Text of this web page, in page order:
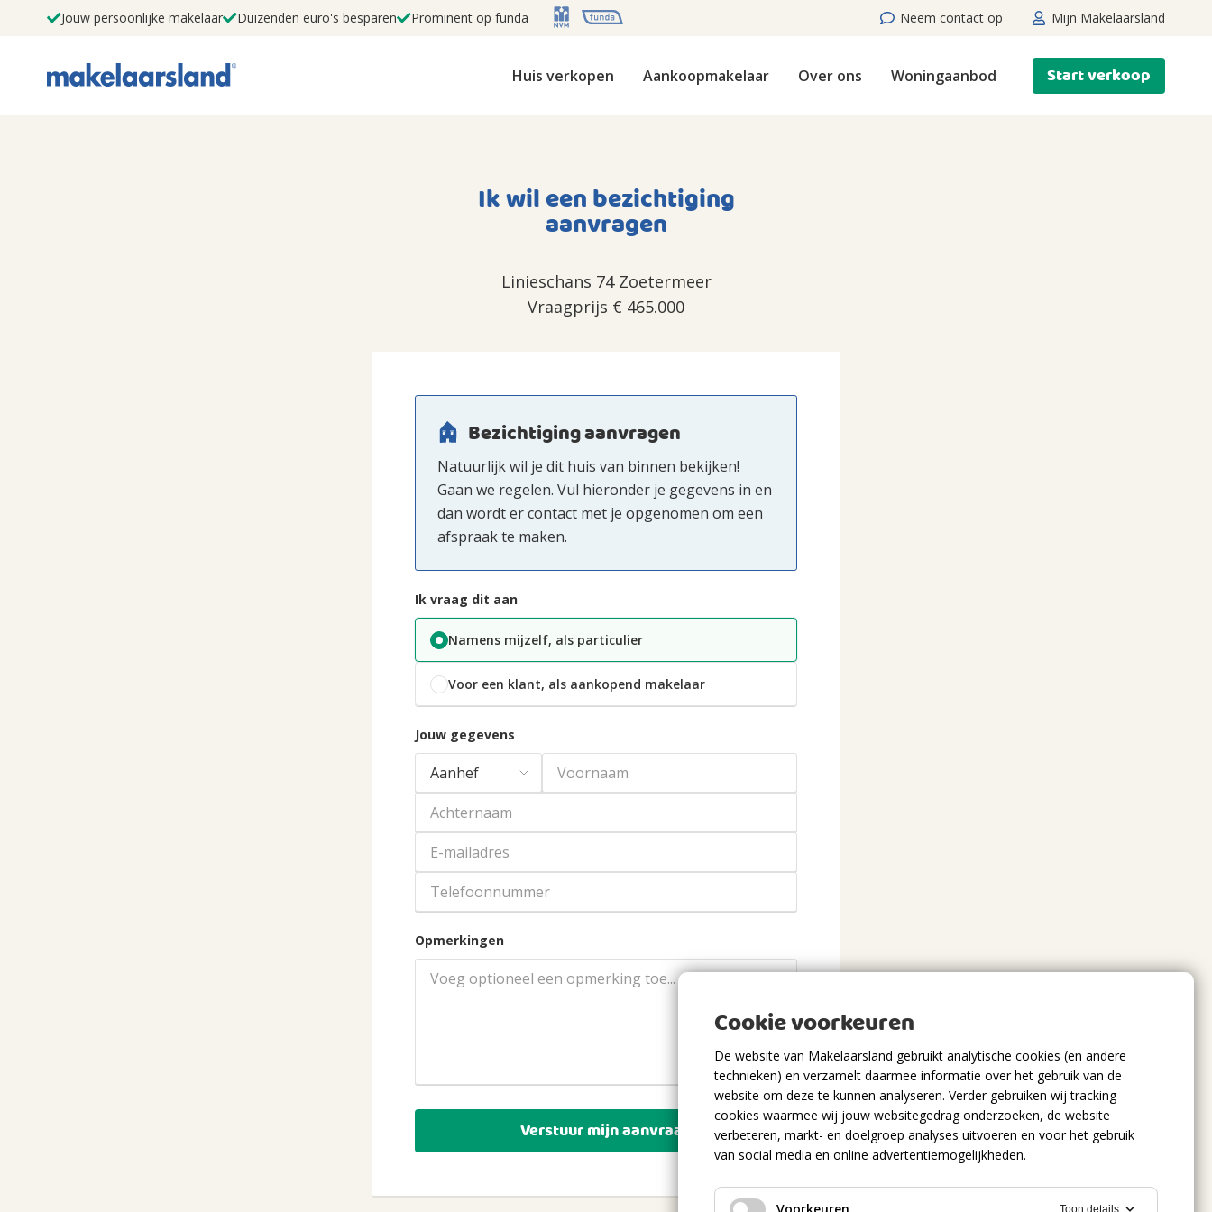
Jouw persoonlijke makelaar Duizenden euro's besparen Prominent op funda Neem contact op Mijn Makelaarsland
Huis verkopen Aankoopmakelaar Over ons Woningaanbod Start verkoop
Ik wil een bezichtiging
aanvragen
Linieschans 74 Zoetermeer
Vraagprijs € 465.000
Bezichtiging aanvragen
Natuurlijk wil je dit huis van binnen bekijken!
Gaan we regelen. Vul hieronder je gegevens in en
dan wordt er contact met je opgenomen om een
afspraak te maken.
Ik vraag dit aan
Namens mijzelf, als particulier
Voor een klant, als aankopend makelaar
Jouw gegevens
Opmerkingen
Verstuur mijn aanvraag
Cookie voorkeuren
De website van Makelaarsland gebruikt analytische cookies (en andere
technieken) en verzamelt daarmee informatie over het gebruik van de
website om deze te kunnen analyseren. Verder gebruiken wij tracking
cookies waarmee wij jouw websitegedrag onderzoeken, de website
verbeteren, markt- en doelgroep analyses uitvoeren en voor het gebruik
van social media en online advertentiemogelijkheden.
Toon details